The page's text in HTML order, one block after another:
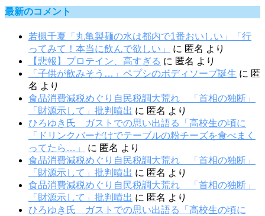
最新のコメント
若槻千夏「丸亀製麺の水は都内で1番おいしい」「行
ってみて！本当に飲んで欲しい」
に 匿名 より
【悲報】プロテイン、高すぎる に 匿名 より
「子供が飲みそう…」ペプシのボディソープ誕生 に 匿
名 より
食品消費減税めぐり自民税調大荒れ 「首相の独断」
「財源示して」批判噴出 に 匿名 より
ひろゆき氏 ガストでの思い出語る「高校生の頃に
「ドリンクバーだけでテーブルの粉チーズを食べまく
ってたら…」
に 匿名 より
食品消費減税めぐり自民税調大荒れ 「首相の独断」
「財源示して」批判噴出 に 匿名 より
食品消費減税めぐり自民税調大荒れ 「首相の独断」
「財源示して」批判噴出 に 匿名 より
ひろゆき氏 ガストでの思い出語る「高校生の頃に